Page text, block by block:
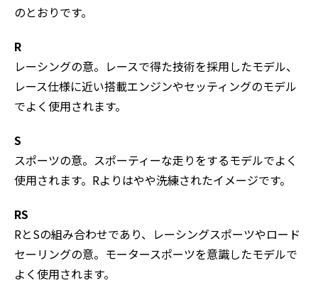
のとおりです。
R
レーシングの意。レースで得た技術を採用したモデル、
レース仕様に近い搭載エンジンやセッティングのモデル
でよく使用されます。
S
スポーツの意。スポーティーな走りをするモデルでよく
使用されます。Rよりはやや洗練されたイメージです。
RS
RとSの組み合わせであり、レーシングスポーツやロード
セーリングの意。モータースポーツを意識したモデルで
よく使用されます。